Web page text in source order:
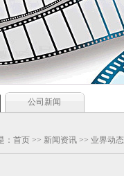
公司新闻
： 首页>> 新闻资讯>> 业界动态